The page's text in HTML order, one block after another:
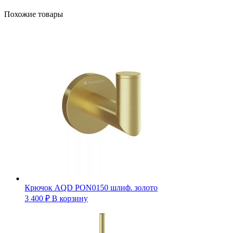
Похожие товары
Крючок AQD PON0150 шлиф. золото
3 400 ₽ В корзину